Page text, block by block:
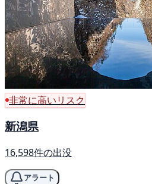
非常に高いリスク
新潟県
16,598件の出没
アラート